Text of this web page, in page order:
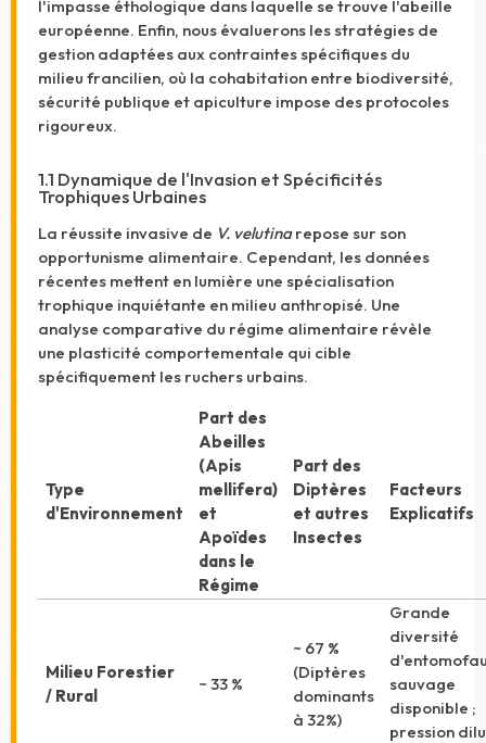
l'impasse éthologique dans laquelle se trouve l'abeille
européenne. Enfin, nous évaluerons les stratégies de
gestion adaptées aux contraintes spécifiques du
milieu francilien, où la cohabitation entre biodiversité,
sécurité publique et apiculture impose des protocoles
rigoureux.
1.1 Dynamique de l'Invasion et Spécificités
Trophiques Urbaines
La réussite invasive de V. velutinarepose sur son
opportunisme alimentaire. Cependant, les données
récentes mettent en lumière une spécialisation
trophique inquiétante en milieu anthropisé. Une
analyse comparative du régime alimentaire révèle
une plasticité comportementale qui cible
spécifiquement les ruchers urbains.
Type
d'Environnement
Part des
Abeilles
(Apis
mellifera)
et
Apoïdes
dans le
Régime
Part des
Diptères
et autres
Insectes
Facteurs
Explicatifs
Milieu Forestier
/ Rural
~ 33 %
~ 67 %
(Diptères
dominants
à 32%)
Grande
diversité
sauvage
disponible ;
pression